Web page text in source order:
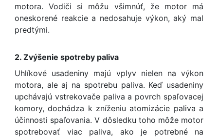
motora. Vodiči si môžu všimnúť, že motor má
oneskorené reakcie a nedosahuje výkon, aký mal
predtými.
2. Zvýšenie spotreby paliva
Uhlíkové usadeniny majú vplyv nielen na výkon
motora, ale aj na spotrebu paliva. Keď usadeniny
upchávajú vstrekovače paliva a povrch spaľovacej
komory, dochádza k zníženiu atomizácie paliva a
účinnosti spaľovania. V dôsledku toho môže motor
spotrebovať viac paliva, ako je potrebné na